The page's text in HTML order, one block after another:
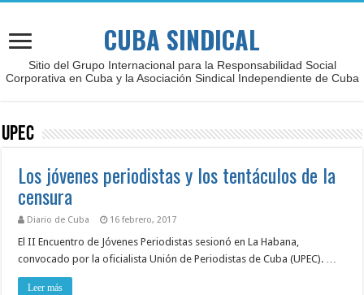
CUBA SINDICAL
Sitio del Grupo Internacional para la Responsabilidad Social
Corporativa en Cuba y la Asociación Sindical Independiente de Cuba
UPEC
Los jóvenes periodistas y los tentáculos de la
censura
Diario de Cuba 16 febrero, 2017
El II Encuentro de Jóvenes Periodistas sesionó en La Habana,
convocado por la oficialista Unión de Periodistas de Cuba (UPEC). …
Leer más